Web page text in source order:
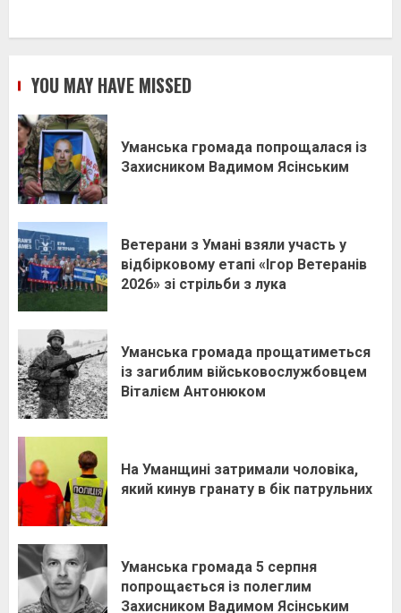
YOU MAY HAVE MISSED
Уманська громада попрощалася із
Захисником Вадимом Ясінським
Ветерани з Умані взяли участь у
відбірковому етапі «Ігор Ветеранів
2026» зі стрільби з лука
Уманська громада прощатиметься
із загиблим військовослужбовцем
Віталієм Антонюком
На Уманщині затримали чоловіка,
який кинув гранату в бік патрульних
Уманська громада 5 серпня
попрощається із полеглим
Захисником Вадимом Ясінським